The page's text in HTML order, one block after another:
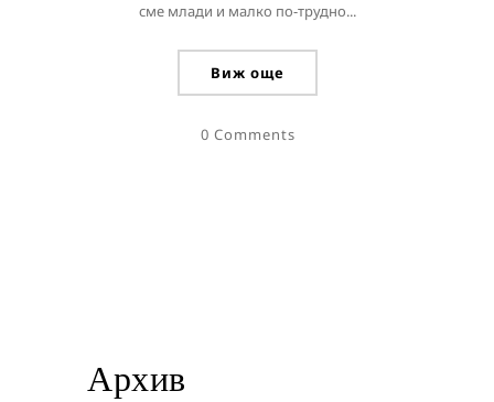
сме млади и малко по-трудно...
Виж още
0 Comments
Архив